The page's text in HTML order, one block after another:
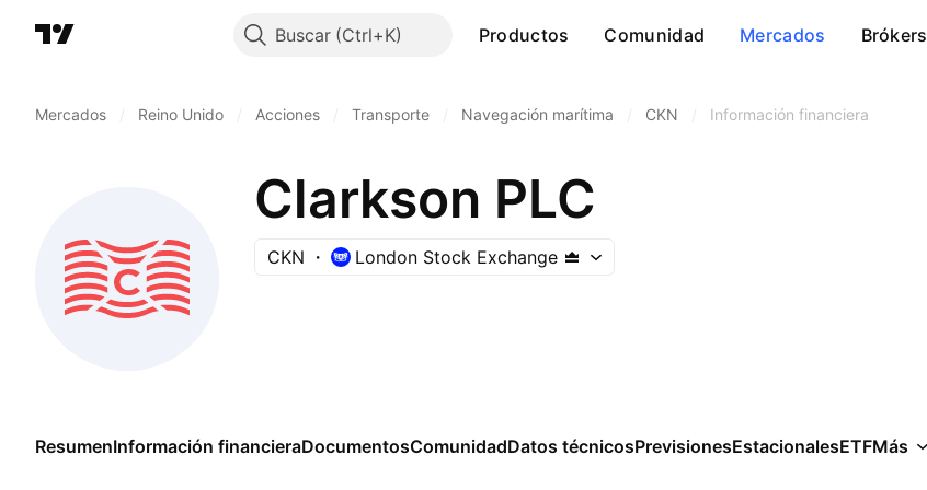
Buscar Productos Comunidad Mercados Brókers
Mercados Reino Unido Acciones Transporte Navegación marítima CKN Información financiera
Clarkson PLC
CKN London Stock Exchange
ResumenInformación financieraDocumentosComunidadDatos técnicosPrevisionesEstacionalesETFMás